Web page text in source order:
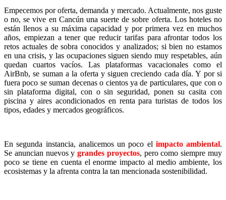
Empecemos por oferta, demanda y mercado. Actualmente, nos guste
o no, se vive en Cancún una suerte de sobre oferta. Los hoteles no
están llenos a su máxima capacidad y por primera vez en muchos
años, empiezan a tener que reducir tarifas para afrontar todos los
retos actuales de sobra conocidos y analizados; si bien no estamos
en una crisis, y las ocupaciones siguen siendo muy respetables, aún
quedan cuartos vacíos. Las plataformas vacacionales como el
AirBnb, se suman a la oferta y siguen creciendo cada día. Y por si
fuera poco se suman decenas o cientos ya de particulares, que con o
sin plataforma digital, con o sin seguridad, ponen su casita con
piscina y aires acondicionados en renta para turistas de todos los
tipos, edades y mercados geográficos.
En segunda instancia, analicemos un poco el impacto ambiental.
Se anuncian nuevos ygrandes proyectos, pero como siempre muy
poco se tiene en cuenta el enorme impacto al medio ambiente, los
ecosistemas y la afrenta contra la tan mencionada sostenibilidad.